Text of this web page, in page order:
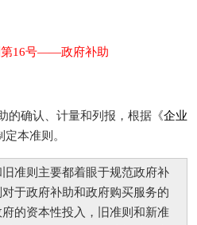
第16号——政府补助
确认、计量和列报，根据《企业
定本准则。
则主要都着眼于规范政府补
于政府补助和政府购买服务的
的资本性投入，旧准则和新准